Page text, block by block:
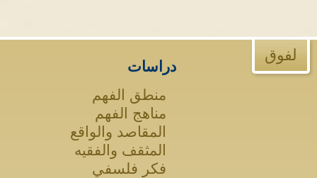
لفوق
دراسات
منطق الفهم
مناهج الفهم
المقاصد والواقع
المثقف والفقيه
فكر فلسفي